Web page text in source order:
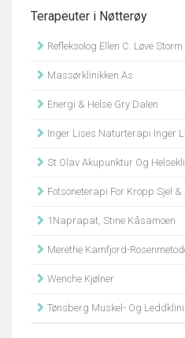
Terapeuter i Nøtterøy
Refleksolog Ellen C. Løve Storm
Massørklinikken As
Energi & Helse Gry Dalen
Inger Lises Naturterapi Inger
St Olav Akupunktur Og
Fotsoneterapi For Kropp Sjel &
1Naprapat, Stine Kåsamoen
Merethe Kamfjord-
Wenche Kjølner
Tønsberg Muskel- Og